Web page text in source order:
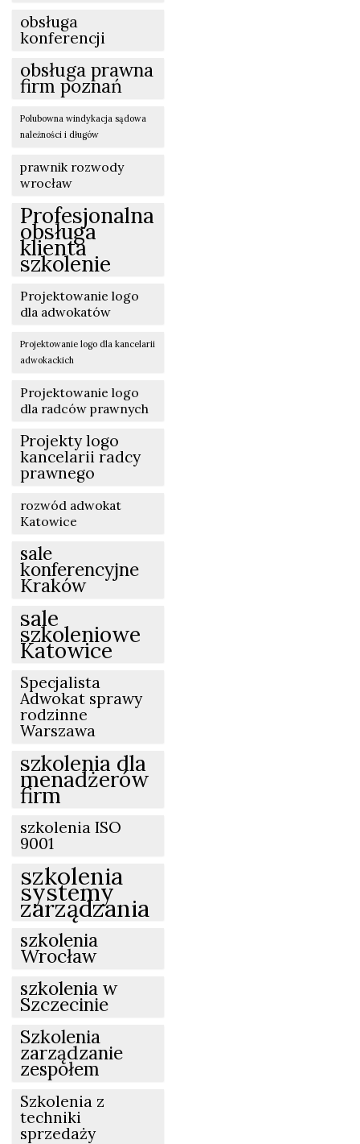
obsługa
konferencji
obsługa prawna
firm poznań
Polubowna windykacja sądowa
należności i długów
prawnik rozwody
wrocław
Profesjonalna
obsługa
klienta
szkolenie
Projektowanie logo
dla adwokatów
Projektowanie logo dla kancelarii
adwokackich
Projektowanie logo
dla radców prawnych
Projekty logo
kancelarii radcy
prawnego
rozwód adwokat
Katowice
sale
konferencyjne
Kraków
sale
szkoleniowe
Katowice
Specjalista
Adwokat sprawy
rodzinne
Warszawa
szkolenia dla
menadżerów
firm
szkolenia ISO
9001
szkolenia
systemy
zarządzania
szkolenia
Wrocław
szkolenia w
Szczecinie
Szkolenia
zarządzanie
zespołem
Szkolenia z
techniki
sprzedaży